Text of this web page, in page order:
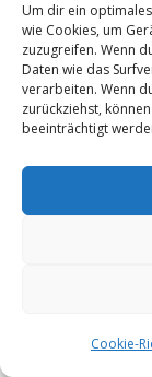
Um dir ein
wie Cookies, um
zuzugreifen. Wenn
Daten wie das
verarbeiten. Wenn
zurückziehst,
beeinträchtigt
Cookie-
Wickerode
Bleicherode
Stöckey
Altenbrak
Hainrode
Rottleben